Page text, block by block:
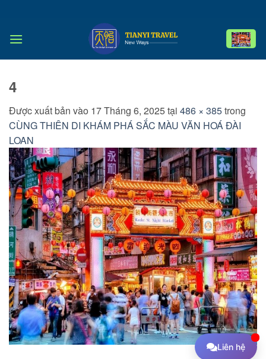
nội
4
Được xuất bản vào 17 Tháng 6, 2025tại 486 × 385trong
CÙNG THIÊN DI KHÁM PHÁ SẮC MÀU VĂN HOÁ ĐÀI
LOAN
Liên hệ